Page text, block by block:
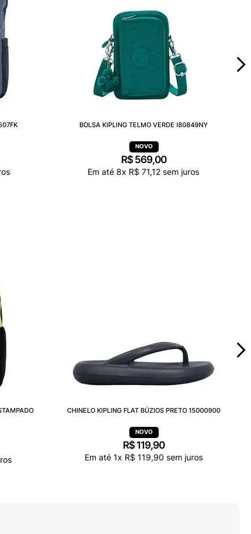
BOLSA KIPLING TELMO VERDE I80849NY
R$ 569,00
Em até 8x R$ 71,12 sem juros
CHINELO KIPLING FLAT BÚZIOS PRETO 15000900
R$ 119,90
Em até 1x R$ 119,90 sem juros